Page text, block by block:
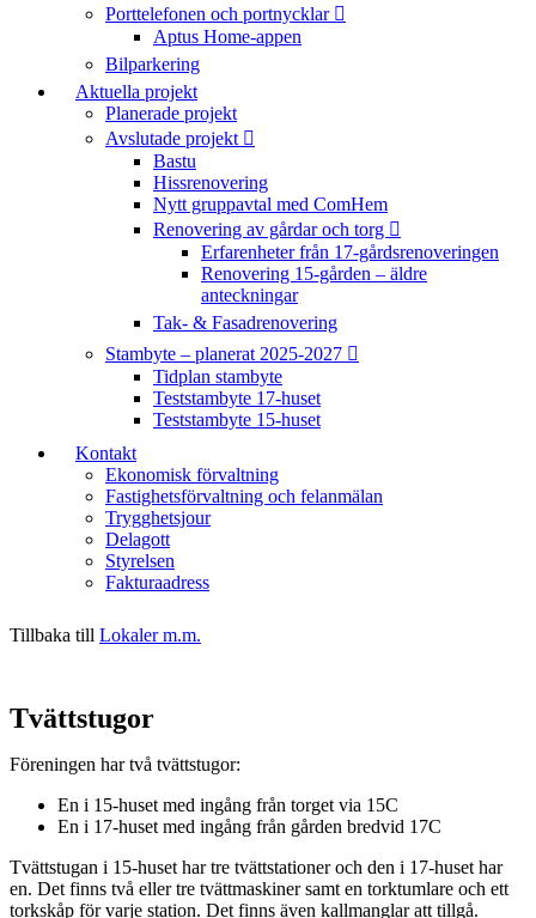
Porttelefonen och portnycklar
Aptus Home-appen
Bilparkering
Aktuella projekt
Planerade projekt
Avslutade projekt
Bastu
Hissrenovering
Nytt gruppavtal med ComHem
Renovering av gårdar och torg
Erfarenheter från 17-gårdsrenoveringen
Renovering 15-gården – äldre
anteckningar
Tak- & Fasadrenovering
Stambyte – planerat 2025-2027
Tidplan stambyte
Teststambyte 17-huset
Teststambyte 15-huset
Kontakt
Ekonomisk förvaltning
Fastighetsförvaltning och felanmälan
Trygghetsjour
Delagott
Styrelsen
Fakturaadress
Tillbaka till Lokaler m.m.
Tvättstugor
Föreningen har två tvättstugor:
En i 15-huset med ingång från torget via 15C
En i 17-huset med ingång från gården bredvid 17C
Tvättstugan i 15-huset har tre tvättstationer och den i 17-huset har
en. Det finns två eller tre tvättmaskiner samt en torktumlare och ett
torkskåp för varje station. Det finns även kallmanglar att tillgå.